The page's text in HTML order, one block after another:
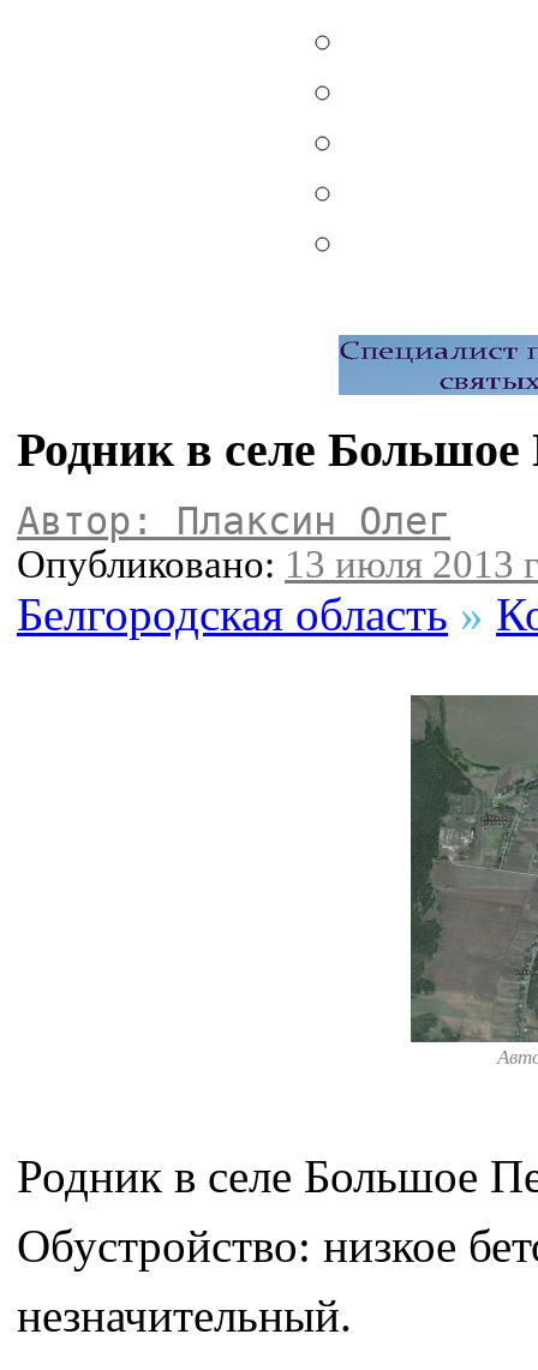
Родник в селе Большое
Автор: Плаксин Олег
Опубликовано: 13 июля 2013
Белгородская область »
Родник в селе Большое
Обустройство: низкое
незначительный.